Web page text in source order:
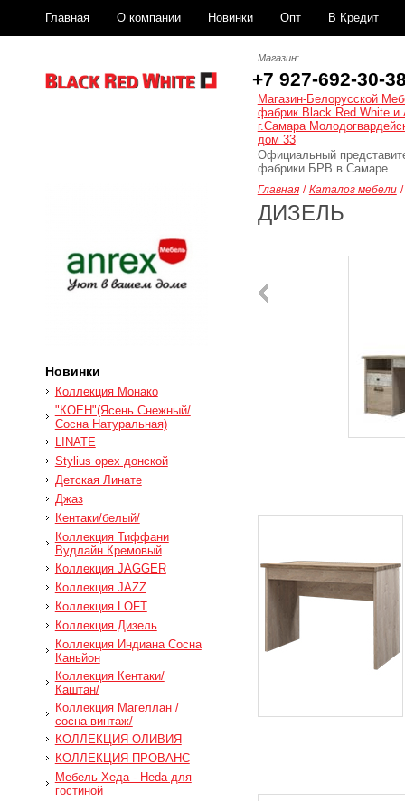
Главная О компании Новинки Опт В Кредит
Магазин:
+7 927-692-30-
Магазин-Белорусской
фабрик Black Red White и
г.Самара
дом 33
Официальный
фабрики БРВ в Самаре
Новинки
Коллекция Монако
"КОЕН"(Ясень Снежный/
Сосна Натуральная)
LINATE
Stylius орех донской
Детская Линате
Джаз
Кентаки/белый/
Коллекция Тиффани
Вудлайн Кремовый
Коллекция JAGGER
Коллекция JAZZ
Коллекция LOFT
Коллекция Дизель
Коллекция Индиана Сосна
Каньйон
Коллекция Кентаки/
Каштан/
Коллекция Магеллан /
сосна винтаж/
КОЛЛЕКЦИЯ ОЛИВИЯ
КОЛЛЕКЦИЯ ПРОВАНС
Мебель Хеда - Heda для
гостиной
Главная / Каталог мебели /
ДИЗЕЛЬ